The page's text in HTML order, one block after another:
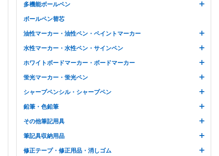
多機能ボールペン
ボールペン替芯
油性マーカー・油性ペン・ペイントマーカー
水性マーカー・水性ペン・サインペン
ホワイトボードマーカー・ボードマーカー
蛍光マーカー・蛍光ペン
シャープペンシル・シャープペン
鉛筆・色鉛筆
その他筆記用具
筆記具収納用品
修正テープ・修正用品・消しゴム